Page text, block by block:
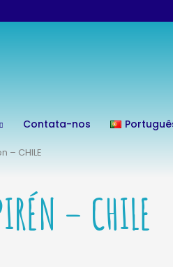
Contata-nos
– CHILE
– CHILE